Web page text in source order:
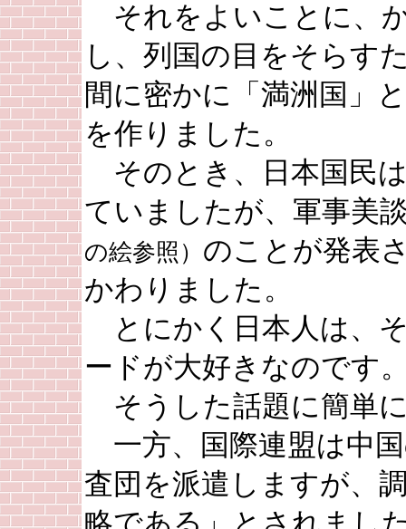
それをよいことに、
し、列国の目をそらす
間に密かに「満洲国」
を作りました。
そのとき、日本国民
ていましたが、軍事美
の絵参照） のことが発表
かわりました。
とにかく日本人は、
ードが大好きなのです
そうした話題に簡単
一方、国際連盟は中
査団を派遣しますが、